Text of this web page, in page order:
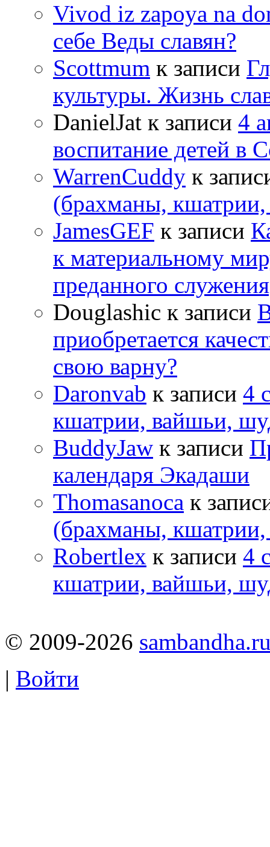
Vivod iz zapoya na
себе Веды славян?
Scottmum к записи
культуры. Жизнь
DanielJat к записи 4
воспитание детей в
WarrenCuddy к
(брахманы,
JamesGEF к записи
к материальному
преданного
Douglashic к записи
приобретается
свою варну?
Daronvab к записи 4
кшатрии, вайшьи,
BuddyJaw к записи
календаря Экадаши
Thomasanoca к
(брахманы,
Robertlex к записи 4
кшатрии, вайшьи,
© 2009-2026
| Войти